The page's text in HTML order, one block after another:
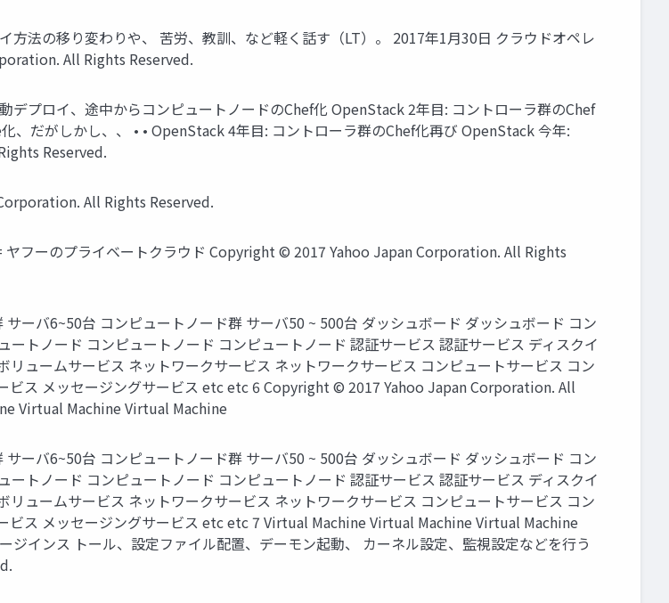
法の移り変わりや、 苦労、教訓、など軽く話す（LT）。 2017年1月30日 クラウドオペレ
All Rights Reserved.
デプロイ、途中からコンピュートノードのChef化 OpenStack 2年目: コントローラ群のChef
だがしかし、、 • • OpenStack 4年目: コントローラ群のChef化再び OpenStack 今年:
Reserved.
All Rights Reserved.
フーのプライベートクラウド Copyright © 2017 Yahoo Japan Corporation. All Rights
ーバ6~50台 コンピュートノード群 サーバ50 ~ 500台 ダッシュボード ダッシュボード コン
トノード コンピュートノード コンピュートノード 認証サービス 認証サービス ディスクイ
ュームサービス ネットワークサービス ネットワークサービス コンピュートサービス コン
ビス メッセージングサービス etc etc 6 Copyright © 2017 Yahoo Japan Corporation. All
Virtual Machine Virtual Machine
ーバ6~50台 コンピュートノード群 サーバ50 ~ 500台 ダッシュボード ダッシュボード コン
トノード コンピュートノード コンピュートノード 認証サービス 認証サービス ディスクイ
ュームサービス ネットワークサービス ネットワークサービス コンピュートサービス コン
ビス メッセージングサービス etc etc 7 Virtual Machine Virtual Machine Virtual Machine
インス トール、設定ファイル配置、デーモン起動、 カーネル設定、監視設定などを行う